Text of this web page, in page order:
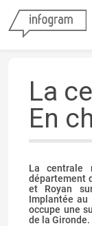
La
En
La centrale
département
et Royan
Implantée au
occupe une
de la Gironde.